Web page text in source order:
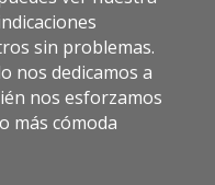
sin problemas.
nos dedicamos a
nos esforzamos
más cómoda